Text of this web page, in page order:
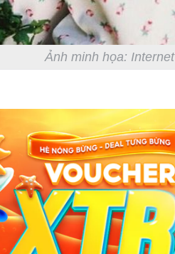
Ảnh minh họa: Internet